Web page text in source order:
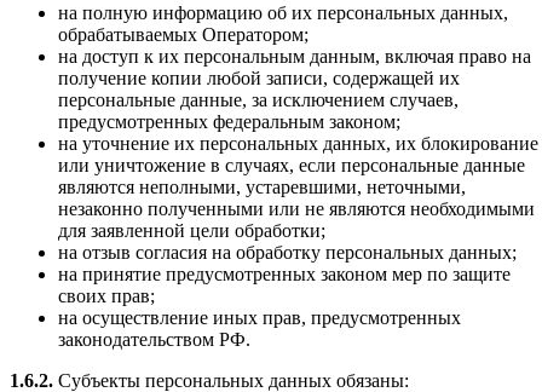
на полную информацию об их персональных данных,
обрабатываемых Оператором;
на доступ к их персональным данным, включая право на
получение копии любой записи, содержащей их
персональные данные, за исключением случаев,
предусмотренных федеральным законом;
на уточнение их персональных данных, их блокирование
или уничтожение в случаях, если персональные данные
являются неполными, устаревшими, неточными,
незаконно полученными или не являются необходимыми
для заявленной цели обработки;
на отзыв согласия на обработку персональных данных;
на принятие предусмотренных законом мер по защите
своих прав;
на осуществление иных прав, предусмотренных
законодательством РФ.
1.6.2. Субъекты персональных данных обязаны: